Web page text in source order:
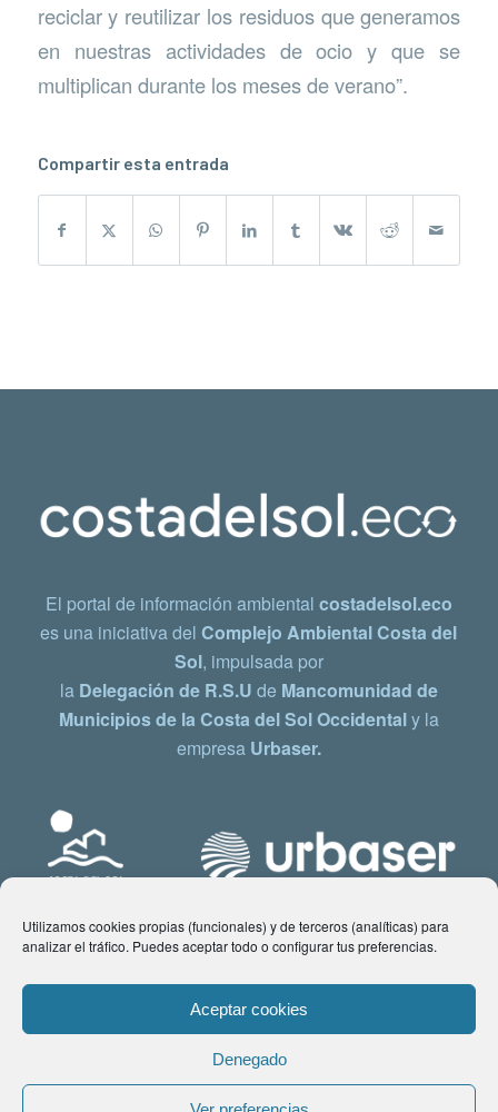
Utilizamos cookies propias (funcionales) y de terceros (analíticas) para
analizar el tráfico. Puedes aceptar todo o configurar tus preferencias.
Aceptar cookies
Denegado
reciclar y reutilizar los residuos que generamos
en nuestras actividades de ocio y que se
multiplican durante los meses de verano”.
Compartir esta entrada
El portal de información ambiental costadelsol.eco
es una iniciativa delComplejo Ambiental Costa del
Sol, impulsada por
la Delegación de R.S.U de Mancomunidad de
Municipios de la Costa del Sol Occidentaly la
empresa Urbaser.
© Copyright 2021 www.costadelsol.eco. Todos los derechos reservados |